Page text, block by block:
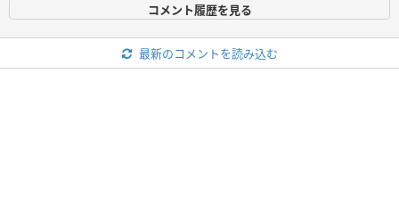
コメント履歴を見る
最新のコメントを読み込む